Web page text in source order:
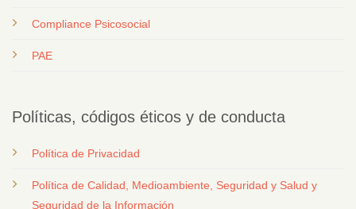
Compliance Psicosocial
PAE
Políticas, códigos éticos y de conducta
Política de Privacidad
Política de Calidad, Medioambiente, Seguridad y Salud y
Seguridad de la Información